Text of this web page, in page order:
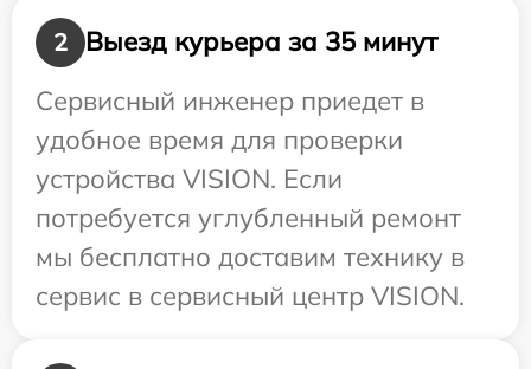
2
Выезд курьера за 35 минут
Сервисный инженер приедет в
удобное время для проверки
устройства VISION. Если
потребуется углубленный ремонт
мы бесплатно доставим технику в
сервис в сервисный центр VISION.